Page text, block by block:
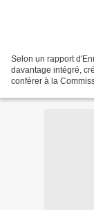
Selon un rapport
davantage intégré,
conférer à la